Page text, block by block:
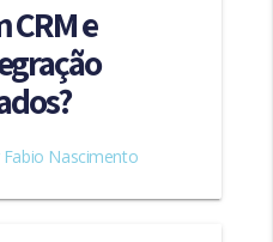
CRM e
Fabio Nascimento